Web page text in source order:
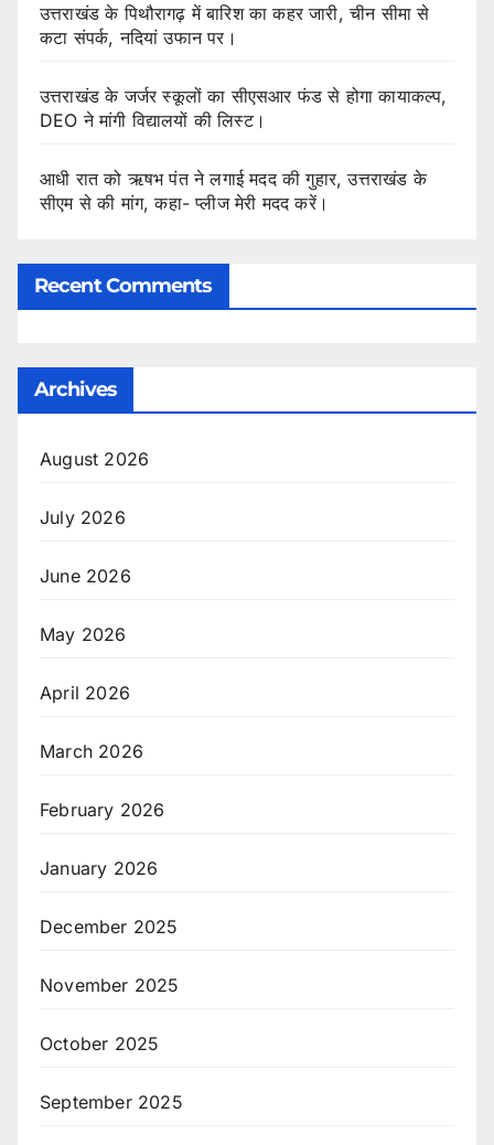
उत्तराखंड के पिथौरागढ़ में बारिश का कहर जारी, चीन सीमा से
कटा संपर्क, नदियां उफान पर।
उत्तराखंड के जर्जर स्कूलों का सीएसआर फंड से होगा कायाकल्प,
DEO ने मांगी विद्यालयों की लिस्ट।
आधी रात को ऋषभ पंत ने लगाई मदद की गुहार, उत्तराखंड के
सीएम से की मांग, कहा- प्लीज मेरी मदद करें।
Recent Comments
Archives
August 2026
July 2026
June 2026
May 2026
April 2026
March 2026
February 2026
January 2026
December 2025
November 2025
October 2025
September 2025